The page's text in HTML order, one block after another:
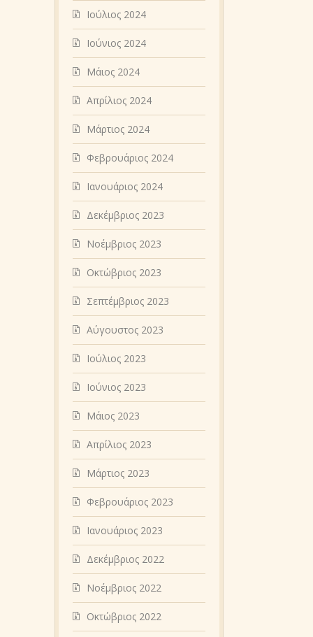
Ιούλιος 2024
Ιούνιος 2024
Μάιος 2024
Απρίλιος 2024
Μάρτιος 2024
Φεβρουάριος 2024
Ιανουάριος 2024
Δεκέμβριος 2023
Νοέμβριος 2023
Οκτώβριος 2023
Σεπτέμβριος 2023
Αύγουστος 2023
Ιούλιος 2023
Ιούνιος 2023
Μάιος 2023
Απρίλιος 2023
Μάρτιος 2023
Φεβρουάριος 2023
Ιανουάριος 2023
Δεκέμβριος 2022
Νοέμβριος 2022
Οκτώβριος 2022